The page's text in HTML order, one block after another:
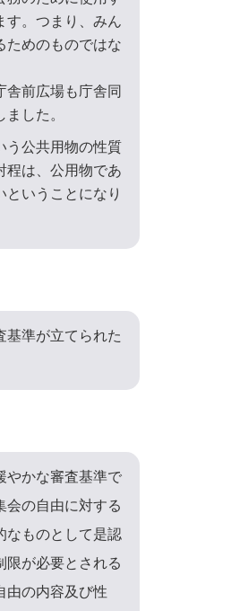
す。つまり、みん
ためのものではな
舎前広場も庁舎同
した。
う公共用物の性質
程は、公用物であ
ということになり
基準が立てられた
やかな審査基準で
会の自由に対する
なものとして是認
限が必要とされる
由の内容及び性